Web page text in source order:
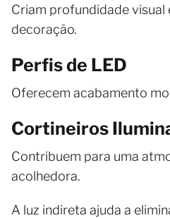
Criam profundidade visual
decoração.
Perfis de LED
Oferecem acabamento
Cortineiros
Contribuem para uma
acolhedora.
A luz indireta ajuda a